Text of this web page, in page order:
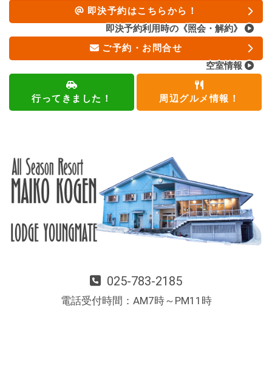
即決予約はこちらから！
即決予約利用時の《照会・解約》
ご予約・お問合せ
空室情報
行ってきました！ 周辺グルメ情報！
025-783-2185
電話受付時間：AM7時～PM11時